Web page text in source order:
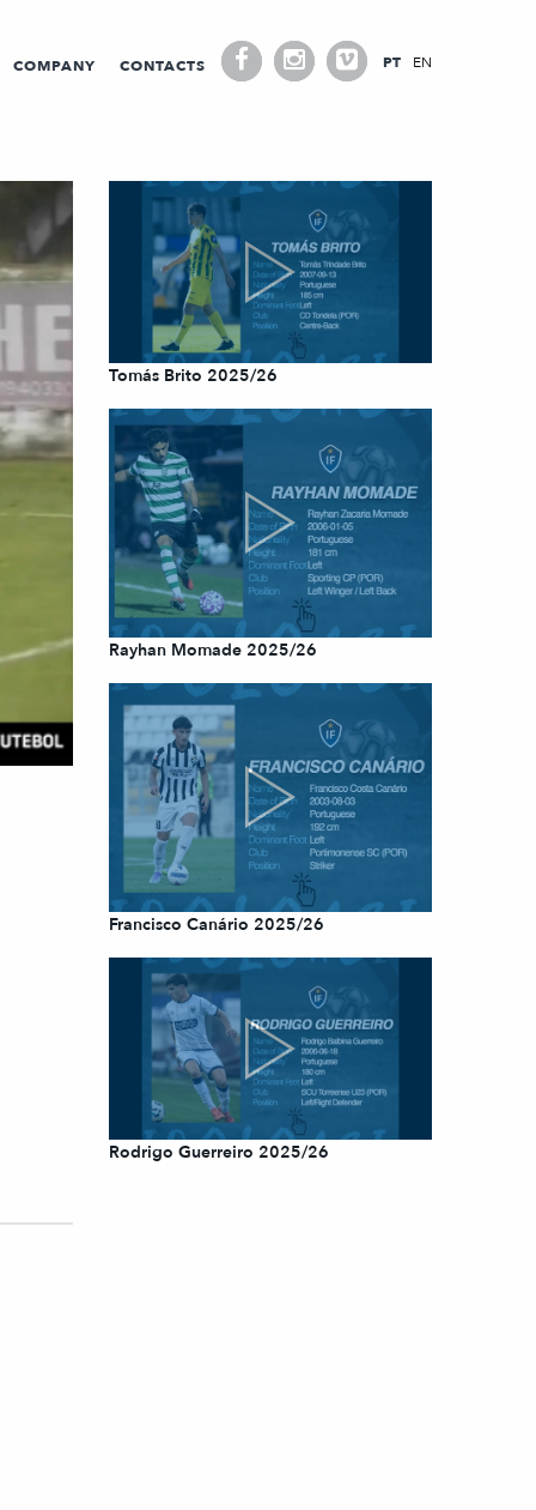
COMPANY CONTACTS PT EN
Tomás Brito 2025/26
Rayhan Momade 2025/26
Francisco Canário 2025/26
Rodrigo Guerreiro 2025/26